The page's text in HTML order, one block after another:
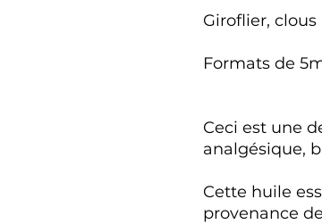
Giroflier,
Formats de
Ceci est une
analgésique,
Cette huile
provenance